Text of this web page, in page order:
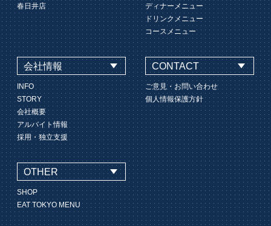
春日井店
ディナーメニュー
ドリンクメニュー
コースメニュー
会社情報
INFO
STORY
会社概要
アルバイト情報
採用・独立支援
CONTACT
ご意見・お問い合わせ
個人情報保護方針
OTHER
SHOP
EAT TOKYO MENU